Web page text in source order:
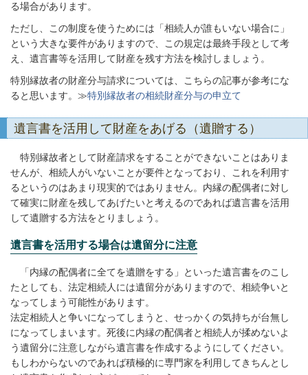
る場合があります。
ただし、この制度を使うためには「相続人が誰もいない場合に」
という大きな要件がありますので、この規定は最終手段として考
え、遺言書等を活用して財産を残す方法を検討しましょう。
特別縁故者の財産分与請求については、こちらの記事が参考にな
ると思います。≫特別縁故者の相続財産分与の申立て
遺言書を活用して財産をあげる（遺贈する）
特別縁故者として財産請求をすることができないことはありま
せんが、相続人がいないことが要件となっており、これを利用す
るというのはあまり現実的ではありません。内縁の配偶者に対し
て確実に財産を残してあげたいと考えるのであれば遺言書を活用
して遺贈する方法をとりましょう。
遺言書を活用する場合は遺留分に注意
「内縁の配偶者に全てを遺贈をする」といった遺言書をのこし
たとしても、法定相続人には遺留分がありますので、相続争いと
なってしまう可能性があります。
法定相続人と争いになってしまうと、せっかくの気持ちが台無し
になってしまいます。死後に内縁の配偶者と相続人が揉めないよ
う遺留分に注意しながら遺言書を作成するようにしてください。
もしわからないのであれば積極的に専門家を利用してきちんとし